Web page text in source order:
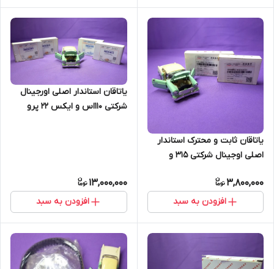
یاتاقان ثابت و محترک استاندار
اصلی اوجینال شرکتی 315 و
3,800,000
افزودن به سبد
یاتاقان استاندار اصلی اورجینال
شرکتی 110اس و ایکس ۲۲ پرو
13,000,000
افزودن به سبد